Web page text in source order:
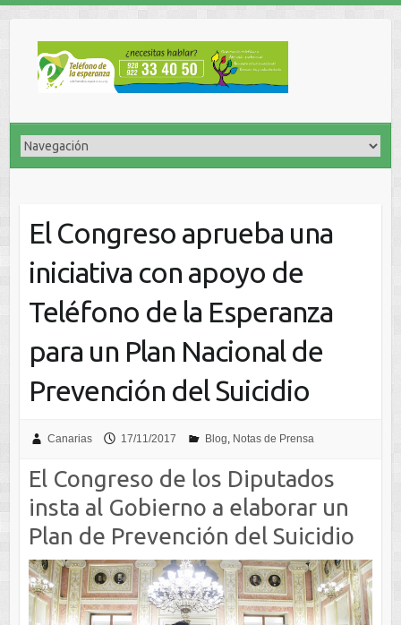
El Congreso aprueba una
iniciativa con apoyo de
Teléfono de la Esperanza
para un Plan Nacional de
Prevención del Suicidio
Canarias 17/11/2017 Blog, Notas de Prensa
El Congreso de los Diputados
insta al Gobierno a elaborar un
Plan de Prevención del Suicidio